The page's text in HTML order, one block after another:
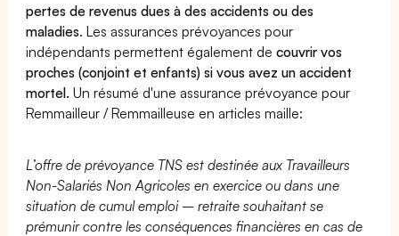
pertes de revenus dues à des accidents ou des
maladies. Les assurances prévoyances pour
indépendants permettent également decouvrir vos
proches (conjoint et enfants) si vous avez un accident
mortel. Un résumé d'une assurance prévoyance pour
Remmailleur / Remmailleuse en articles maille:
L’offre de prévoyance TNS est destinée aux Travailleurs
Non-Salariés Non Agricoles en exercice ou dans une
situation de cumul emploi – retraite souhaitant se
prémunir contre les conséquences financières en cas de